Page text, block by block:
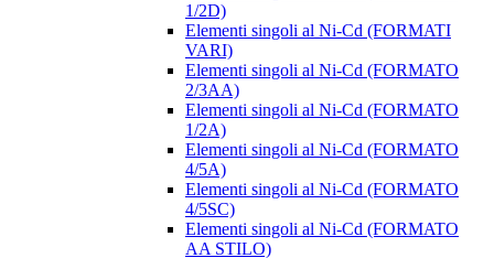
1/2D)
Elementi singoli al Ni-Cd (FORMATI
VARI)
Elementi singoli al Ni-Cd (FORMATO
2/3AA)
Elementi singoli al Ni-Cd (FORMATO
1/2A)
Elementi singoli al Ni-Cd (FORMATO
4/5A)
Elementi singoli al Ni-Cd (FORMATO
4/5SC)
Elementi singoli al Ni-Cd (FORMATO
AA STILO)